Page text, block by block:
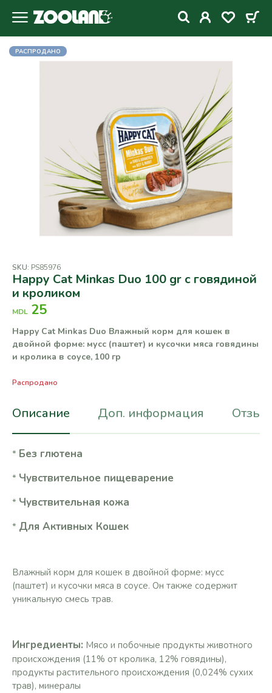
РАСПРОДАНО
SKU: PS85976
Happy Cat Minkas Duo 100 gr с говядиной
и кроликом
MDL 25
Happy Cat Minkas Duo Влажный корм для кошек в
двойной форме: мусс (паштет) и кусочки мяса говядины
и кролика в соусе, 100 гр
Распродано
Описание Доп. информация
* Без глютена
* Чувствительное пищеварение
* Чувствительная кожа
* Для Активных Кошек
Влажный корм для кошек в двойной форме: мусс
(паштет) и кусочки мяса в соусе. Он также содержит
уникальную смесь трав.
Ингредиенты: Мясо и побочные продукты животного
происхождения (11% от кролика, 12% говядины),
продукты растительного происхождения (0,024% сухих
трав), минералы